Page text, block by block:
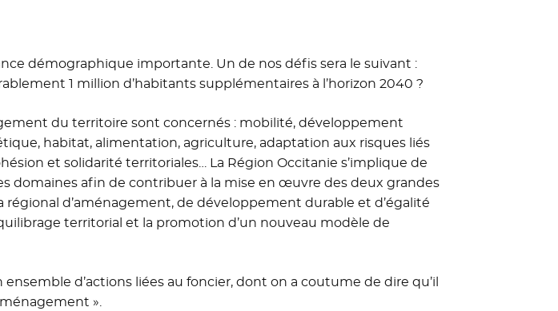
démographique importante. Un de nos défis sera le suivant :
1 million d’habitants supplémentaires à l’horizon 2040 ?
du territoire sont concernés : mobilité, développement
habitat, alimentation, agriculture, adaptation aux risques liés
et solidarité territoriales… La Région Occitanie s’implique de
domaines afin de contribuer à la mise en œuvre des deux grandes
régional d’aménagement, de développement durable et d’égalité
territorial et la promotion d’un nouveau modèle de
ensemble d’actions liées au foncier, dont on a coutume de dire qu’il
».